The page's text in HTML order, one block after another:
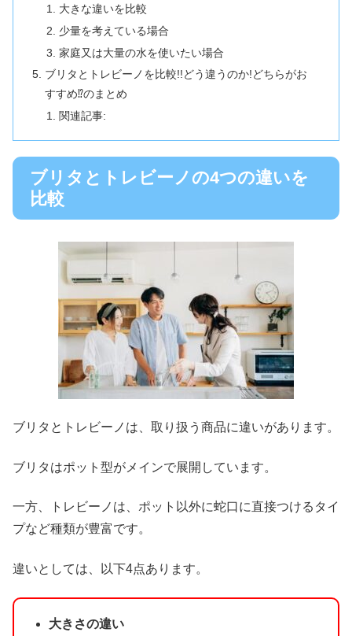
大きな違いを比較
少量を考えている場合
家庭又は大量の水を使いたい場合
ブリタとトレビーノを比較!!どう違うのか!どちらがお
すすめ⁉のまとめ
関連記事:
ブリタとトレビーノの4つの違いを
比較
ブリタとトレビーノは、取り扱う商品に違いがあります。
ブリタはポット型がメインで展開しています。
一方、
トレビーノは、ポット以外に蛇口に直接つけるタイ
プなど種類が豊富です。
違いとしては、以下4点あります。
大きさの違い